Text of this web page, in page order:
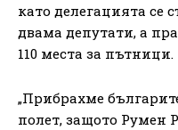
като делегацията се
двама депутати, а
110 места за пътници.
„Прибрахме
полет, защото Румен